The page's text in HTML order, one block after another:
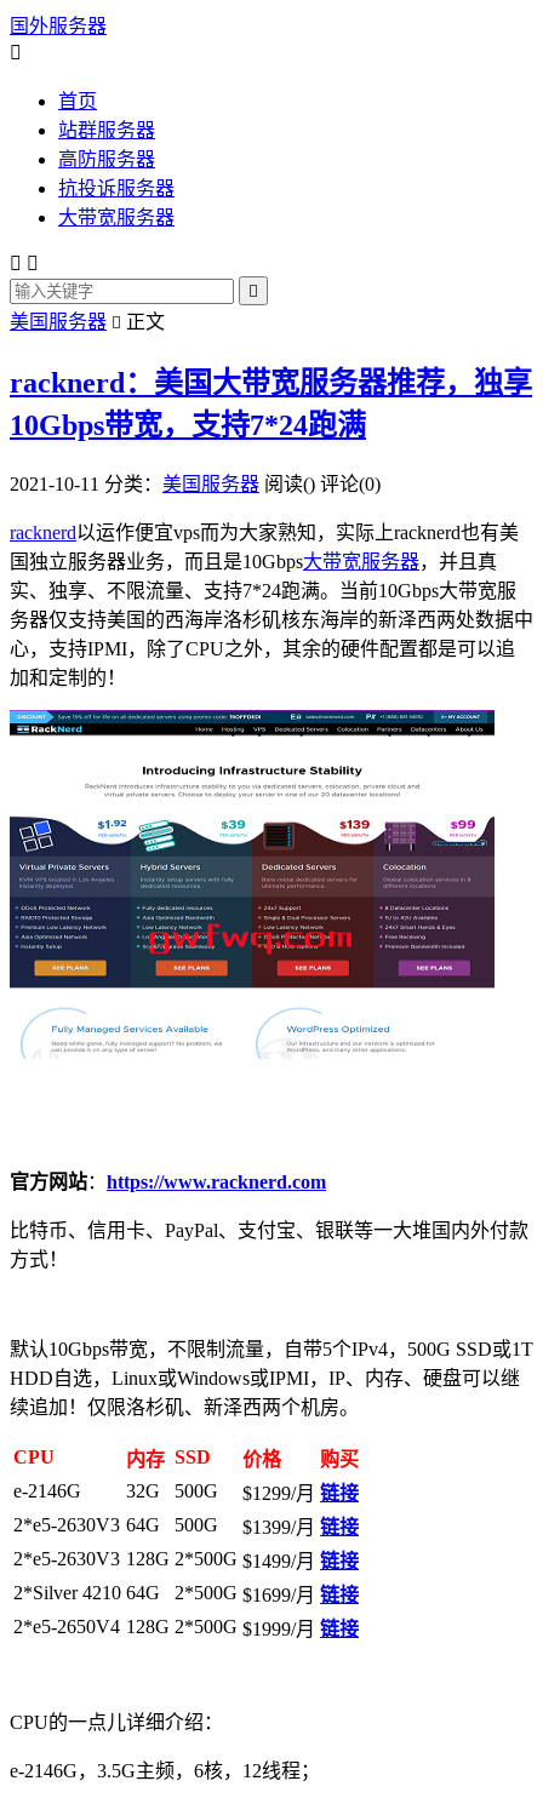
国外服务器

首页
站群服务器
高防服务器
抗投诉服务器
大带宽服务器
 

美国服务器  正文
racknerd：美国大带宽服务器推荐，独享
10Gbps带宽，支持7*24跑满
2021-10-11 分类： 美国服务器 阅读() 评论(0)
racknerd以运作便宜vps而为大家熟知，实际上racknerd也有美
国独立服务器业务，而且是10Gbps大带宽服务器，并且真
实、独享、不限流量、支持7*24跑满。当前10Gbps大带宽服
务器仅支持美国的西海岸洛杉矶核东海岸的新泽西两处数据中
心，支持IPMI，除了CPU之外，其余的硬件配置都是可以追
加和定制的！
官方网站： https://www.racknerd.com
比特币、信用卡、PayPal、支付宝、银联等一大堆国内外付款
方式！
默认10Gbps带宽，不限制流量，自带5个IPv4，500G SSD或1T
HDD自选，Linux或Windows或IPMI，IP、内存、硬盘可以继
续追加！仅限洛杉矶、新泽西两个机房。
CPU 内存 SSD 价格
购买
e-2146G
32G 500G $1299/月 链接
2*e5-2630V3 64G 500G $1399/月 链接
2*e5-2630V3 128G 2*500G $1499/月 链接
2*Silver 4210 64G 2*500G $1699/月 链接
2*e5-2650V4 128G 2*500G $1999/月 链接
CPU的一点儿详细介绍：
e-2146G，3.5G主频，6核，12线程；